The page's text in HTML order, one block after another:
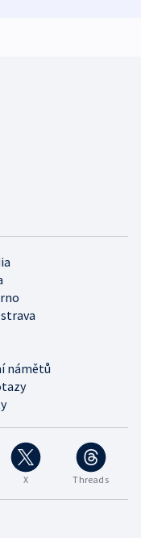
X Threads
námětů